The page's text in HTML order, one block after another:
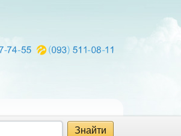
Знайти